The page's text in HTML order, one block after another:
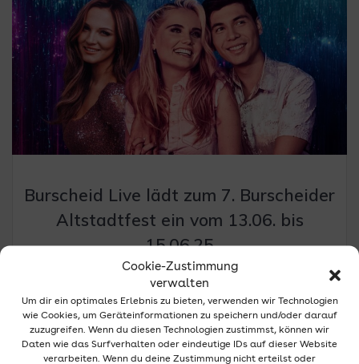
Cookie-Zustimmung
verwalten
Um dir ein optimales Erlebnis zu bieten, verwenden wir Technologien
wie Cookies, um Geräteinformationen zu speichern und/oder darauf
zuzugreifen. Wenn du diesen Technologien zustimmst, können wir
Daten wie das Surfverhalten oder eindeutige IDs auf dieser Website
verarbeiten. Wenn du deine Zustimmung nicht erteilst oder
Burscheid Live lädt zum 7. Burscheider
Altstadtfest ein vom 13.06. bis
15.06.25
3. Juni 2025
Burscheid Live lädt zum 7. Burscheider Altstadtfest ein
vom 13.06. bis 15.06.25 Großes Bühnenprogramm und viele
Attraktionen für die Kinder Auch wenn die Ausrichtung
durch Preissteigerungen und den Auflagen zur
Absicherung der Veranstaltung immer schwieriger wird,